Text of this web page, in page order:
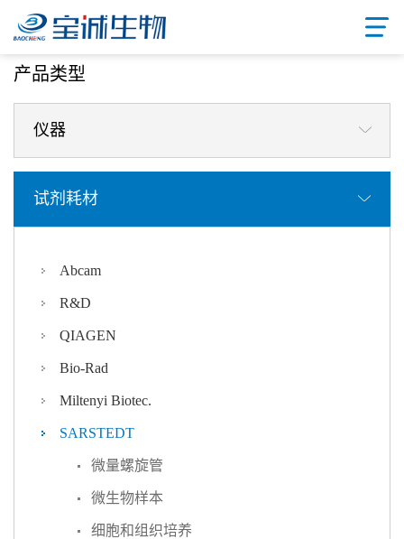
首页/ 产品中心
产品类型
仪器
试剂耗材
Abcam
R&D
QIAGEN
Bio-Rad
Miltenyi Biotec.
SARSTEDT
微量螺旋管
微生物样本
细胞和组织培养